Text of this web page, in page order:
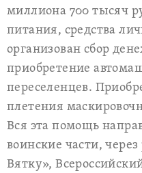
миллиона 700 тысяч
питания, средства
организован сбор
приобретение
переселенцев.
плетения
Вся эта помощь
воинские части,
Вятку»,